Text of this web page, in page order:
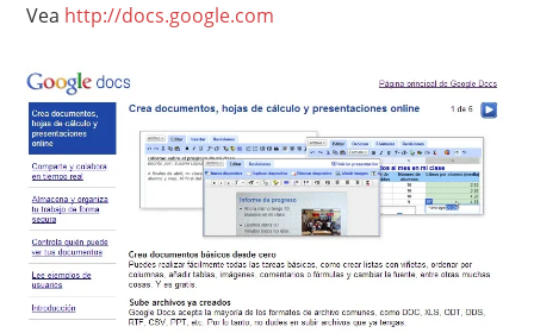
Vea http://docs.google.com